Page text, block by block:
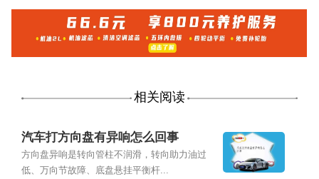
相关阅读
汽车打方向盘有异响怎么回事
方向盘异响是转向管柱不润滑，转向助力油过
低、万向节故障、底盘悬挂平衡杆...